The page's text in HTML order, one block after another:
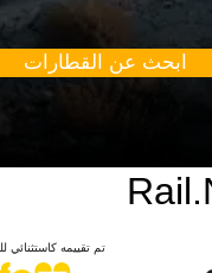
ابحث عن القطارات
تم تقييمه كاستثنائي